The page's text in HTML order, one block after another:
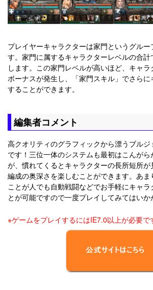
プレイヤーキャラクターは家門というグルー
す。家門に属するキャラクターレベルの合
します。この家門レベルが高いほど、キャ
ボーナスが発生し、「家門スキル」でさら
することができます。
編集者コメント
高クオリティのグラフィックから漂うブル
です！三位一体のシステムも最初はこんが
が、慣れてくるとキャラクターの長所短所が
編成の奥深さを楽しむことができます。あ
ことが人でも自動戦闘などでお手軽にキャラ
とが可能ですので一度プレイしてみてはいか
※ゲームをプレイするにはIE7.0以上が必要で